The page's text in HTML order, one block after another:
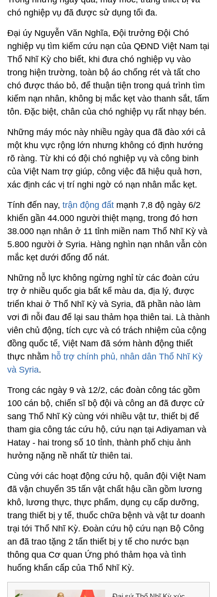
chó nghiệp vụ đã được sử dụng tối đa.
Đại úy Nguyễn Văn Nghĩa, Đội trưởng Đội Chó
nghiệp vụ tìm kiếm cứu nạn của QĐND Việt Nam tại
Thổ Nhĩ Kỳ cho biết, khi đưa chó nghiệp vụ vào
trong hiện trường, toàn bộ áo chống rét và tất cho
chó được tháo bỏ, để thuận tiện trong quá trình tìm
kiếm nạn nhân, không bị mắc kẹt vào thanh sắt, tấm
tôn. Đặc biệt, chân của chó nghiệp vụ rất nhạy bén.
Những máy móc này nhiều ngày qua đã đào xới cả
một khu vực rộng lớn nhưng không có định hướng
rõ ràng. Từ khi có đội chó nghiệp vụ và công binh
của Việt Nam trợ giúp, công việc đã hiệu quả hơn,
xác định các vị trí nghi ngờ có nạn nhân mắc kẹt.
Tính đến nay, trận động đất mạnh 7,8 độ ngày 6/2
khiến gần 44.000 người thiệt mạng, trong đó hơn
38.000 nạn nhân ở 11 tỉnh miền nam Thổ Nhĩ Kỳ và
5.800 người ở Syria. Hàng nghìn nạn nhân vẫn còn
mắc kẹt dưới đống đổ nát.
Những nỗ lực không ngừng nghỉ từ các đoàn cứu
trợ ở nhiều quốc gia bất kể màu da, địa lý, được
triển khai ở Thổ Nhĩ Kỳ và Syria, đã phần nào làm
vơi đi nỗi đau để lại sau thảm họa thiên tai. Là thành
viên chủ động, tích cực và có trách nhiệm của cộng
đồng quốc tế, Việt Nam đã sớm hành động thiết
thực nhằm hỗ trợ chính phủ, nhân dân Thổ Nhĩ Kỳ
và Syria.
Trong các ngày 9 và 12/2, các đoàn công tác gồm
100 cán bộ, chiến sĩ bộ đội và công an đã được cử
sang Thổ Nhĩ Kỳ cùng với nhiều vật tư, thiết bị để
tham gia công tác cứu hộ, cứu nạn tại Adiyaman và
Hatay - hai trong số 10 tỉnh, thành phố chịu ảnh
hưởng nặng nề nhất từ thiên tai.
Cùng với các hoạt động cứu hộ, quân đội Việt Nam
đã vận chuyển 35 tấn vật chất hậu cần gồm lương
khô, lương thực, thực phẩm, dụng cụ cấp dưỡng,
trang thiết bị y tế, thuốc chữa bệnh và vật tư doanh
trại tới Thổ Nhĩ Kỳ. Đoàn cứu hộ cứu nạn Bộ Công
an đã trao tặng 2 tấn thiết bị y tế cho nước bạn
thông qua Cơ quan Ứng phó thảm họa và tình
huống khẩn cấp của Thổ Nhĩ Kỳ.